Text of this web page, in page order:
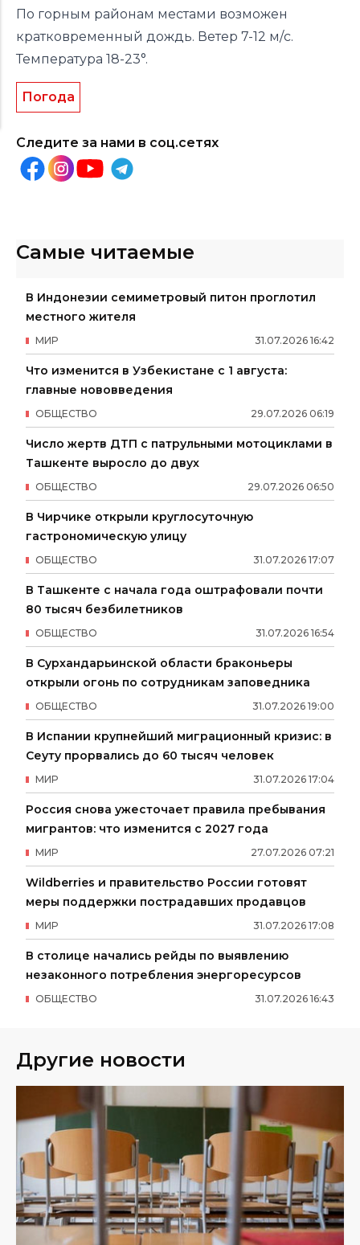
По горным районам местами возможен
кратковременный дождь. Ветер 7-12 м/с.
Температура 18-23°.
Погода
Следите за нами в соц.сетях
Самые читаемые
В Индонезии семиметровый питон проглотил
местного жителя
31.07.2026 16:42
МИР
Что изменится в Узбекистане с 1 августа:
главные нововведения
29.07.2026 06:19
ОБЩЕСТВО
Число жертв ДТП с патрульными мотоциклами в
Ташкенте выросло до двух
29.07.2026 06:50
ОБЩЕСТВО
В Чирчике открыли круглосуточную
гастрономическую улицу
31.07.2026 17:07
ОБЩЕСТВО
В Ташкенте с начала года оштрафовали почти
80 тысяч безбилетников
31.07.2026 16:54
ОБЩЕСТВО
В Сурхандарьинской области браконьеры
открыли огонь по сотрудникам заповедника
31.07.2026 19:00
ОБЩЕСТВО
В Испании крупнейший миграционный кризис: в
Сеуту прорвались до 60 тысяч человек
31.07.2026 17:04
МИР
Россия снова ужесточает правила пребывания
мигрантов: что изменится с 2027 года
27.07.2026 07:21
МИР
Wildberries и правительство России готовят
меры поддержки пострадавших продавцов
31.07.2026 17:08
МИР
В столице начались рейды по выявлению
незаконного потребления энергоресурсов
31.07.2026 16:43
ОБЩЕСТВО
Другие новости